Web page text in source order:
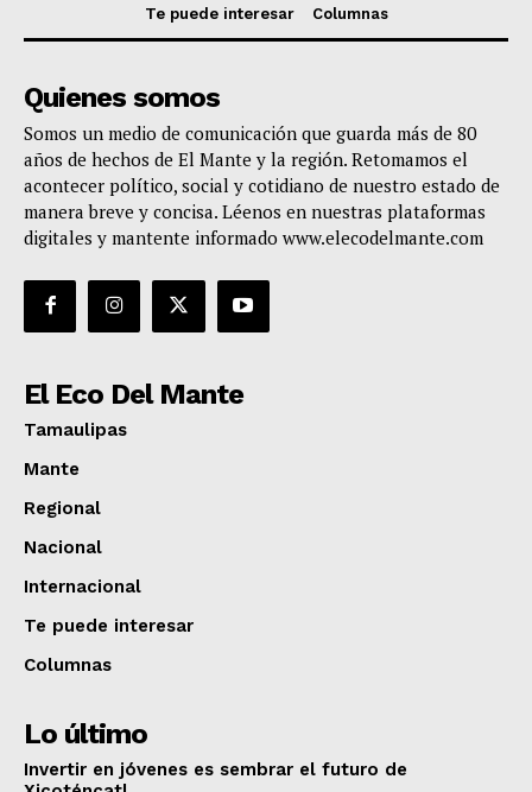
Te puede interesar
Columnas
Quienes somos
Somos un medio de comunicación que guarda más de 80
años de hechos de El Mante y la región. Retomamos el
acontecer político, social y cotidiano de nuestro estado de
manera breve y concisa. Léenos en nuestras plataformas
digitales y mantente informado www.elecodelmante.com
El Eco Del Mante
Tamaulipas
Mante
Regional
Nacional
Internacional
Te puede interesar
Columnas
Lo último
Invertir en jóvenes es sembrar el futuro de